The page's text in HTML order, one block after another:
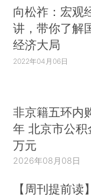
向松祚：宏观
讲，带你了解
经济大局
2022年04月06日
非京籍五环内
年 北京市公
万元
2026年08月08日
【周刊提前